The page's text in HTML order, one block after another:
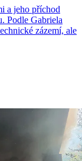
a jeho příchod
Podle Gabriela
zázemí, ale